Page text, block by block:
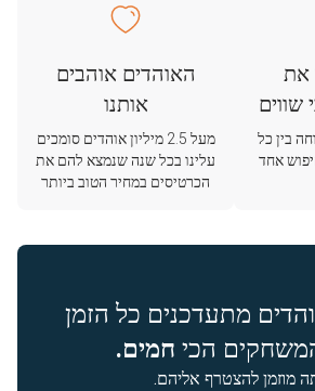
את
שווים
בין כל
אחד
האוהדים אוהבים
אותנו
מעל 2.5 מיליון אוהדים סומכים
עלינו בכל שנה שנמצא להם את
הכרטיסים במחיר הטוב ביותר
מתעדכנים כל הזמן
הכי חמים.
מוזמן להצטרף אליהם.